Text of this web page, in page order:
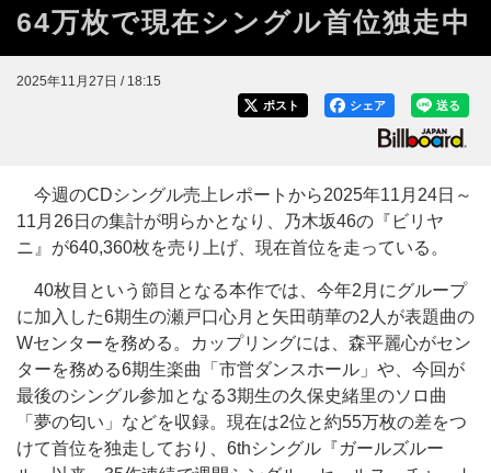
64万枚で現在シングル首位独走中
2025年11月27日 / 18:15
送る
シェア
ポスト
今週のCDシングル売上レポートから2025年11月24日～
11月26日の集計が明らかとなり、乃木坂46の『ビリヤ
ニ』が640,360枚を売り上げ、現在首位を走っている。
40枚目という節目となる本作では、今年2月にグループ
に加入した6期生の瀬戸口心月と矢田萌華の2人が表題曲の
Wセンターを務める。カップリングには、森平麗心がセン
ターを務める6期生楽曲「市営ダンスホール」や、今回が
最後のシングル参加となる3期生の久保史緒里のソロ曲
「夢の匂い」などを収録。現在は2位と約55万枚の差をつ
けて首位を独走しており、6thシングル『ガールズルー